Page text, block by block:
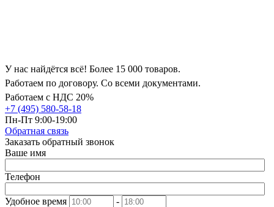
У нас найдётся всё! Более 15 000 товаров.
Работаем по договору. Со всеми документами.
Работаем с НДС 20%
+7 (495) 580-58-18
Пн-Пт 9:00-19:00
Обратная связь
Заказать обратный звонок
Ваше имя
Телефон
Удобное время
-